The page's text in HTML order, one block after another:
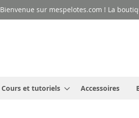
Bienvenue sur mespelotes.com ! La
Cours et tutoriels Accessoires